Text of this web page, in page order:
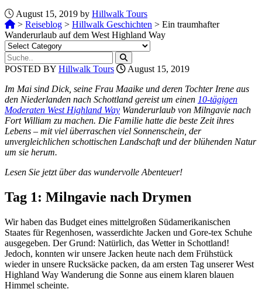
August 15, 2019 by Hillwalk Tours
> Reiseblog > Hillwalk Geschichten > Ein traumhafter
Wanderurlaub auf dem West Highland Way
POSTED BY Hillwalk Tours
August 15, 2019
Im Mai sind Dick, seine Frau Maaike und deren Tochter Irene aus
den Niederlanden nach Schottland gereist um einen 10-tägigen
Moderaten West Highland Way Wanderurlaub von Milngavie nach
Fort William zu machen. Die Familie hatte die beste Zeit ihres
Lebens – mit viel überraschen viel Sonnenschein, der
unvergleichlichen schottischen Landschaft und der blühenden Natur
um sie herum.
Lesen Sie jetzt über das wundervolle Abenteuer!
Tag 1: Milngavie nach Drymen
Wir haben das Budget eines mittelgroßen Südamerikanischen
Staates für Regenhosen, wasserdichte Jacken und Gore-tex Schuhe
ausgegeben. Der Grund: Natürlich, das Wetter in Schottland!
Jedoch, konnten wir unsere Jacken heute nach dem Frühstück
wieder in unsere Rucksäcke packen, da am ersten Tag unserer West
Highland Way Wanderung die Sonne aus einem klaren blauen
Himmel scheinte.